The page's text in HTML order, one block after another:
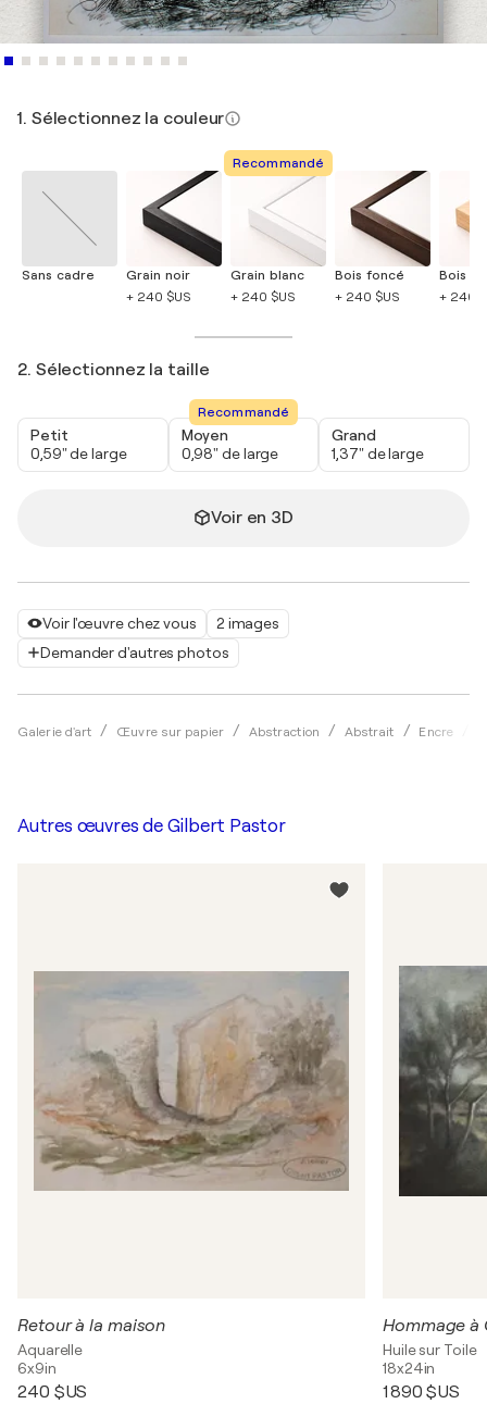
Voir l'œuvre chez vous
2 images
Demander d'autres photos
Galerie d'art Œuvre sur papier Abstraction Abstrait Encre
1. Sélectionnez la couleur
Sans cadre
Grain noir
+ 240 $US
Recommandé
Grain blanc
+ 240 $US
Bois foncé
+ 240 $US
Bois
+ 240
2. Sélectionnez la taille
Petit
0,59" de large
Recommandé
Moyen
0,98" de large
Grand
1,37" de large
Voir en 3D
Autres œuvres de Gilbert Pastor
Retour à la maison
Aquarelle
6x9in
240 $US
Hommage à
Huile sur Toile
18x24in
1 890 $US